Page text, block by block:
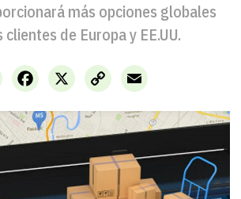
más opciones globales
de Europa y EE.UU.
LinkedIn X
Facebook
Copy
Link
Email